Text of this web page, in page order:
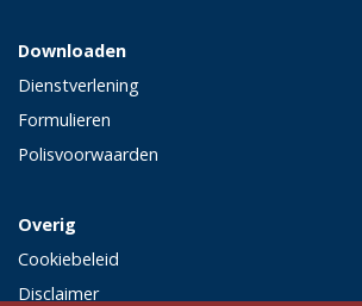
Downloaden
Dienstverlening
Formulieren
Polisvoorwaarden
Overig
Cookiebeleid
Disclaimer